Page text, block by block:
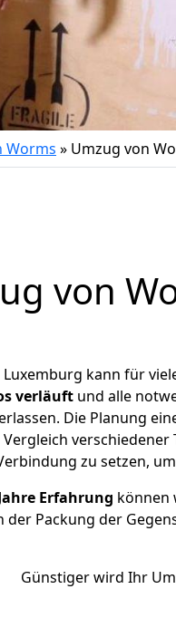
Worms » Umzug von
von
Luxemburg kann für
verläuftund alle
Die Planung
zu setzen, um
Erfahrung können
der Packung der
Günstiger wird Ihr